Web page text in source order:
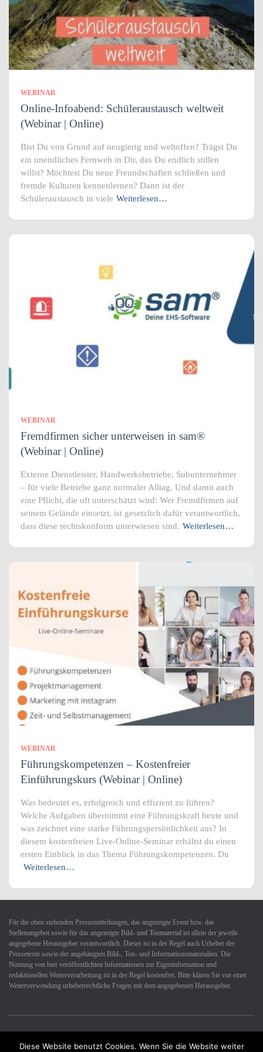
WEBINAR
Online-Infoabend: Schüleraustausch weltweit
(Webinar | Online)
Bist Du von Grund auf neugierig und weltoffen? Trägst Du
ein unendliches Fernweh in Dir, das Du endlich stillen
willst? Möchtest Du neue Freundschaften schließen und
fremde Kulturen kennenlernen? Dann ist der
Schüleraustausch in viele Weiterlesen…
WEBINAR
Fremdfirmen sicher unterweisen in sam®
(Webinar | Online)
Externe Dienstleister, Handwerksbetriebe, Subunternehmer
– für viele Betriebe ganz normaler Alltag. Und damit auch
eine Pflicht, die oft unterschätzt wird: Wer Fremdfirmen auf
seinem Gelände einsetzt, ist gesetzlich dafür verantwortlich,
dass diese rechtskonform unterwiesen sind. Weiterlesen…
WEBINAR
Führungskompetenzen – Kostenfreier
Einführungskurs (Webinar | Online)
Was bedeutet es, erfolgreich und effizient zu führen?
Welche Aufgaben übernimmt eine Führungskraft heute und
was zeichnet eine starke Führungspersönlichkeit aus? In
diesem kostenfreien Live-Online-Seminar erhältst du einen
ersten Einblick in das Thema Führungskompetenzen. Du
Weiterlesen…
Für die oben stehenden Pressemitteilungen, das angezeigte Event bzw. das
Stellenangebot sowie für das angezeigte Bild- und Tonmaterial ist allein der jeweils
angegebene Herausgeber verantwortlich. Dieser ist in der Regel auch Urheber der
Pressetexte sowie der angehängten Bild-, Ton- und Informationsmaterialien. Die
Nutzung von hier veröffentlichten Informationen zur Eigeninformation und
redaktionellen Weiterverarbeitung ist in der Regel kostenfrei. Bitte klären Sie vor einer
Weiterverwendung urheberrechtliche Fragen mit dem angegebenen Herausgeber.
Datenschutzerklärung Impressum Kontakt
Diese Website benutzt Cookies. Wenn Sie die Website weiter